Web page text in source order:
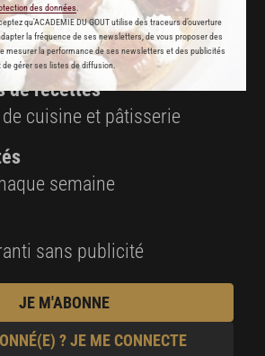
des données
qu'ACADEMIE DU GOUT utilise des traceurs d’ouverture
la fréquence de ses newsletters, de vous proposer des
mesurer la performance de ses newsletters et des publicités
de gérer ses listes de diffusion.
exclusives
vos chefs préférés
de recettes
cuisine et pâtisserie
semaine
sans publicité
JE M'ABONNE
? JE ME CONNECTE